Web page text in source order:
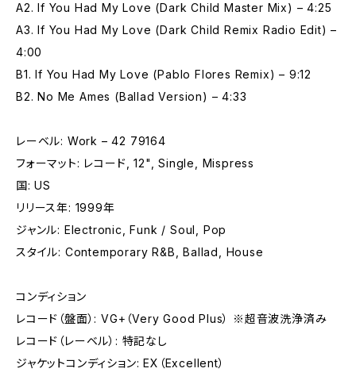
A2. If You Had My Love (Dark Child Master Mix) – 4:25
A3. If You Had My Love (Dark Child Remix Radio Edit) –
4:00
B1. If You Had My Love (Pablo Flores Remix) – 9:12
B2. No Me Ames (Ballad Version) – 4:33
レーベル: Work – 42 79164
フォーマット: レコード, 12", Single, Mispress
国: US
リリース年: 1999年
ジャンル: Electronic, Funk / Soul, Pop
スタイル: Contemporary R&B, Ballad, House
コンディション
レコード（盤面）: VG+（Very Good Plus） ※超音波洗浄済み
レコード（レーベル）: 特記なし
ジャケットコンディション: EX（Excellent）